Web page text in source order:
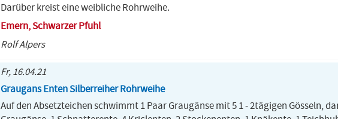
Darüber kreist eine weibliche Rohrweihe.
Emern, Schwarzer Pfuhl
Rolf Alpers
Fr, 16.04.21
Graugans Enten Silberreiher Rohrweihe
Auf den Absetzteichen schwimmt 1 Paar Graugänse mit 5 1 - 2tägigen Gösseln,